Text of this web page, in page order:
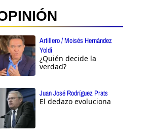
Artillero / Moisés Hernández
Yoldi
¿Quién decide la
verdad?
Juan José Rodríguez Prats
El dedazo evoluciona